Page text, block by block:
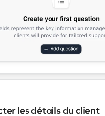
les détails du client